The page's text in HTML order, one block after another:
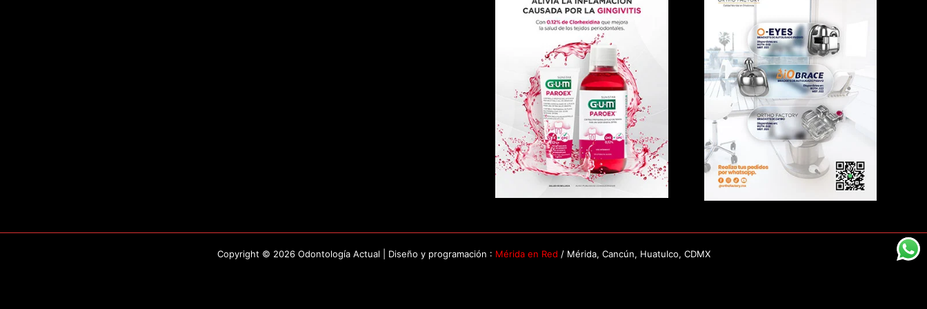
Copyright © 2026 Odontología Actual | Diseño y programación : Mérida en Red / Mérida, Cancún, Huatulco, CDMX